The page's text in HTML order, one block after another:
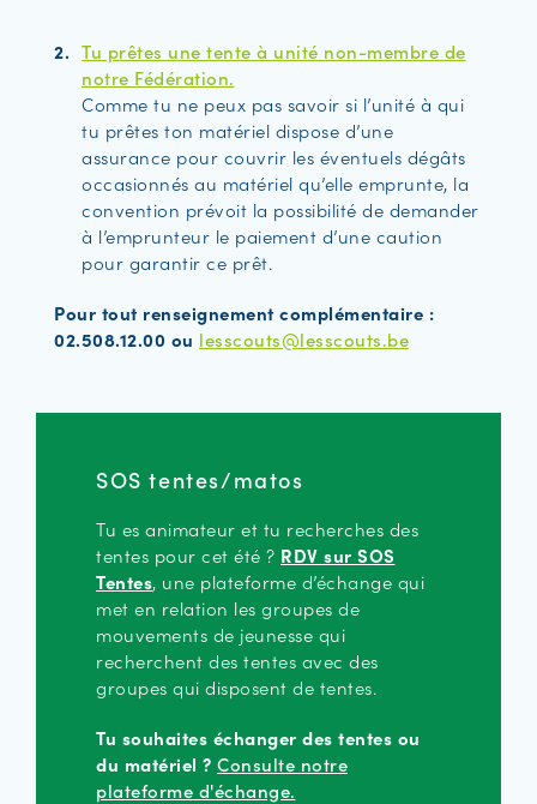
Tu prêtes une tente à unité non-membre de
notre Fédération.
Comme tu ne peux pas savoir si l’unité à qui
tu prêtes ton matériel dispose d’une
assurance pour couvrir les éventuels dégâts
occasionnés au matériel qu’elle emprunte, la
convention prévoit la possibilité de demander
à l’emprunteur le paiement d’une caution
pour garantir ce prêt.
Pour tout renseignement complémentaire :
02.508.12.00 ou lesscouts@lesscouts.be
SOS tentes/matos
Tu es animateur et tu recherches des
tentes pour cet été ? RDV sur SOS
Tentes, une plateforme d’échange qui
met en relation les groupes de
mouvements de jeunesse qui
recherchent des tentes avec des
groupes qui disposent de tentes.
Tu souhaites échanger des tentes ou
du matériel ? Consulte notre
plateforme d'échange.